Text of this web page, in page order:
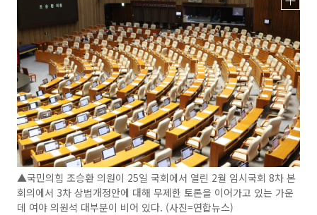
▲국민의힘 조승환 의원이 25일 국회에서 열린 2월 임시국회 8차 본
회의에서 3차 상법개정안에 대해 무제한 토론을 이어가고 있는 가운
데 여야 의원석 대부분이 비어 있다. (사진=연합뉴스)